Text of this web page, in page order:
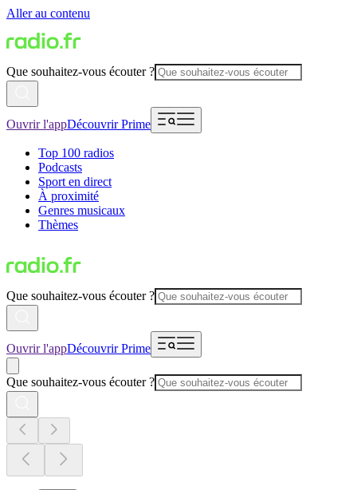
Aller au contenu
Que souhaitez-vous écouter ?
Ouvrir l'appDécouvrir Prime
Top 100 radios
Podcasts
Sport en direct
À proximité
Genres musicaux
Thèmes
Que souhaitez-vous écouter ?
Ouvrir l'appDécouvrir Prime
Que souhaitez-vous écouter ?